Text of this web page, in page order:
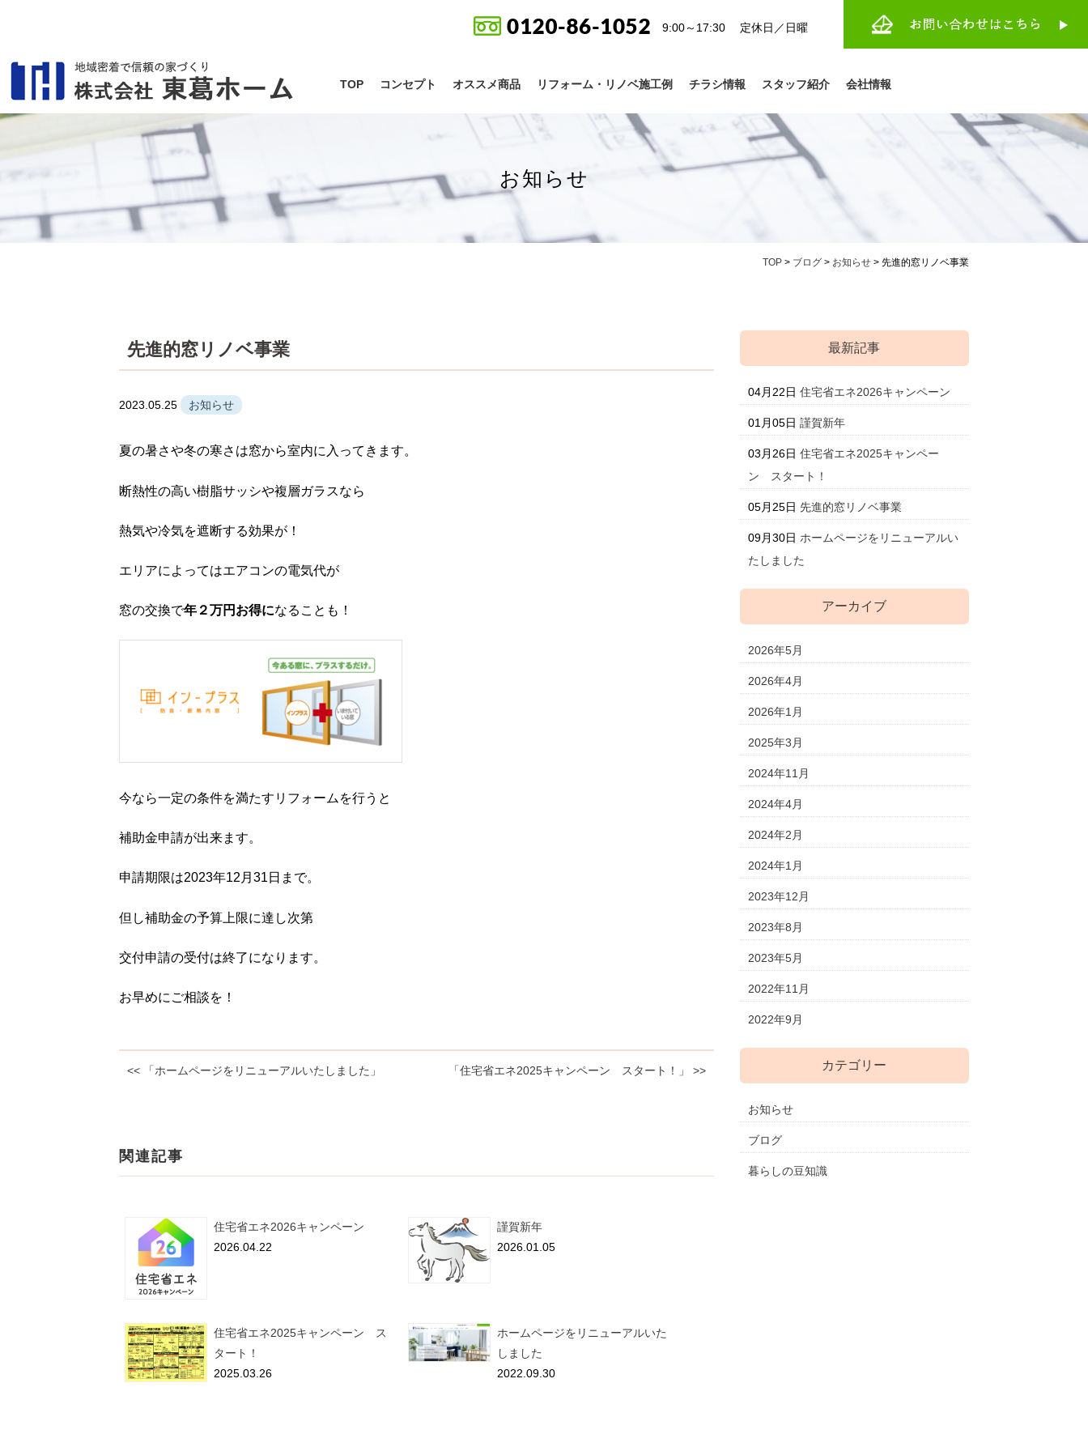
9:00～17:30 定休日／日曜
TOP コンセプト オススメ商品 リフォーム・リノベ施工例 チラシ情報 スタッフ紹介 会社情報
お知らせ
TOP > ブログ > お知らせ > 先進的窓リノベ事業
先進的窓リノベ事業
2023.05.25 お知らせ
夏の暑さや冬の寒さは窓から室内に入ってきます。
断熱性の高い樹脂サッシや複層ガラスなら
熱気や冷気を遮断する効果が！
エリアによってはエアコンの電気代が
窓の交換で年２万円お得になることも！
今なら一定の条件を満たすリフォームを行うと
補助金申請が出来ます。
申請期限は2023年12月31日まで。
但し補助金の予算上限に達し次第
交付申請の受付は終了になります。
お早めにご相談を！
<< 「ホームページをリニューアルいたしました」 「住宅省エネ2025キャンペーン スタート！」 >>
関連記事
住宅省エネ2026キャンペーン
2026.04.22
謹賀新年
2026.01.05
住宅省エネ2025キャンペーン ス
タート！
2025.03.26
ホームページをリニューアルいた
しました
2022.09.30
最新記事
04月22日 住宅省エネ2026キャンペーン
01月05日 謹賀新年
03月26日 住宅省エネ2025キャンペー
ン スタート！
05月25日 先進的窓リノベ事業
09月30日 ホームページをリニューアルい
たしました
アーカイブ
2026年5月
2026年4月
2026年1月
2025年3月
2024年11月
2024年4月
2024年2月
2024年1月
2023年12月
2023年8月
2023年5月
2022年11月
2022年9月
カテゴリー
お知らせ
ブログ
暮らしの豆知識